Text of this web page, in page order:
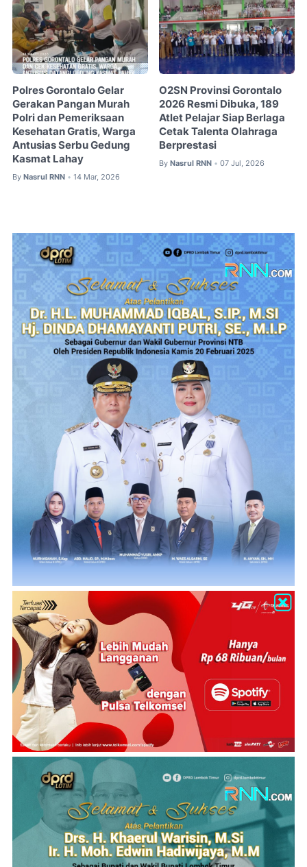
Polres Gorontalo Gelar
Gerakan Pangan Murah
Polri dan Pemeriksaan
Kesehatan Gratis, Warga
Antusias Serbu Gedung
Kasmat Lahay
By Nasrul RNN • 14 Mar, 2026
O2SN Provinsi Gorontalo
2026 Resmi Dibuka, 189
Atlet Pelajar Siap Berlaga
Cetak Talenta Olahraga
Berprestasi
By Nasrul RNN • 07 Jul, 2026